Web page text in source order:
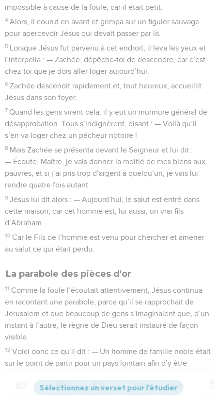
impossible à cause de la foule, car il était petit.
4 Alors, il courut en avant et grimpa sur un figuier sauvage
pour apercevoir Jésus qui devait passer par là.
5 Lorsque Jésus fut parvenu à cet endroit, il leva les yeux et
l’interpella : — Zachée, dépêche-toi de descendre, car c’est
chez toi que je dois aller loger aujourd’hui.
6 Zachée descendit rapidement et, tout heureux, accueillit
Jésus dans son foyer.
7 Quand les gens virent cela, il y eut un murmure général de
désapprobation. Tous s’indignèrent, disant : — Voilà qu’il
s’en va loger chez un pécheur notoire !
8 Mais Zachée se présenta devant le Seigneur et lui dit :
— Écoute, Maître, je vais donner la moitié de mes biens aux
pauvres, et si j’ai pris trop d’argent à quelqu’un, je vais lui
rendre quatre fois autant.
9 Jésus lui dit alors : — Aujourd’hui, le salut est entré dans
cette maison, car cet homme est, lui aussi, un vrai fils
d’Abraham.
10 Car le Fils de l’homme est venu pour chercher et amener
au salut ce qui était perdu.
La parabole des pièces d'or
11 Comme la foule l’écoutait attentivement, Jésus continua
en racontant une parabole, parce qu’il se rapprochait de
Jérusalem et que beaucoup de gens s’imaginaient que, d’un
instant à l’autre, le règne de Dieu serait instauré de façon
visible.
12 Voici donc ce qu’il dit : — Un homme de famille noble était
sur le point de partir pour un pays lointain afin d’y être
Versions Commentaires Strong